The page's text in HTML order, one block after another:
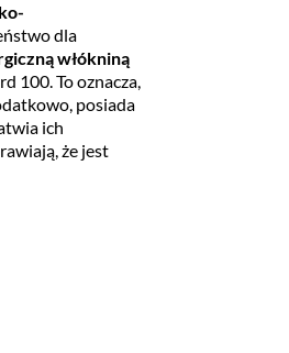
dla
włókniną
100. To oznacza,
posiada
ich
że jest